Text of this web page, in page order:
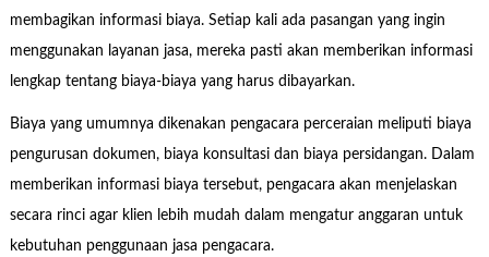
membagikan informasi biaya. Setiap kali ada pasangan yang ingin
menggunakan layanan jasa, mereka pasti akan memberikan informasi
lengkap tentang biaya-biaya yang harus dibayarkan.
Biaya yang umumnya dikenakan pengacara perceraian meliputi biaya
pengurusan dokumen, biaya konsultasi dan biaya persidangan. Dalam
memberikan informasi biaya tersebut, pengacara akan menjelaskan
secara rinci agar klien lebih mudah dalam mengatur anggaran untuk
kebutuhan penggunaan jasa pengacara.